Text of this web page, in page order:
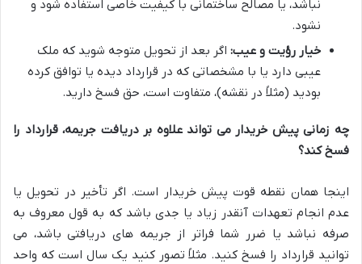
نباشد، یا مصالح ساختمانی با کیفیت خاصی استفاده شود و
نشود.
خیار رؤیت و عیب: اگر بعد از تحویل متوجه شوید که ملک
عیبی دارد یا با مشخصاتی که در قرارداد دیده یا توافق کرده
بودید (مثلاً در نقشه)، متفاوت است، حق فسخ دارید.
چه زمانی پیش خریدار می تواند علاوه بر دریافت جریمه، قرارداد را
فسخ کند؟
اینجا همان نقطه قوت پیش خریدار است. اگر تأخیر در تحویل یا
عدم انجام تعهدات آنقدر زیاد یا جدی باشد که به قول معروف به
صرفه نباشد یا ضرر شما فراتر از جریمه های دریافتی باشد، می
توانید قرارداد را فسخ کنید. مثلاً تصور کنید یک سال است که واحد